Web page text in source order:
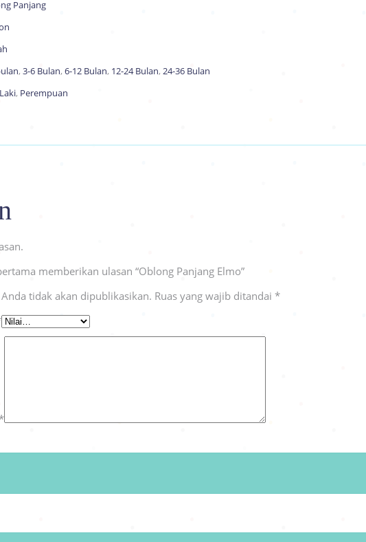
Panjang
, 3-6 Bulan, 6-12 Bulan, 12-24 Bulan, 24-36 Bulan
, Perempuan
memberikan ulasan “Oblong Panjang Elmo”
tidak akan dipublikasikan. Ruas yang wajib ditandai *
*